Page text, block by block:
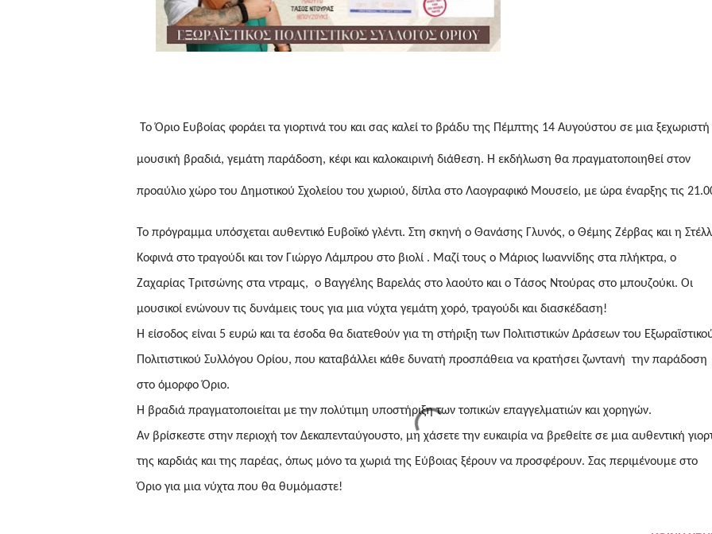
Το Όριο Ευβοίας φοράει τα γιορτινά του και σας καλεί το βράδυ της Πέμπτης 14 Αυγούστου σε μια ξεχωριστή
μουσική βραδιά, γεμάτη παράδοση, κέφι και καλοκαιρινή διάθεση. Η εκδήλωση θα πραγματοποιηθεί στον
προαύλιο χώρο του Δημοτικού Σχολείου του χωριού, δίπλα στο Λαογραφικό Μουσείο, με ώρα έναρξης τις
Το πρόγραμμα υπόσχεται αυθεντικό Ευβοϊκό γλέντι. Στη σκηνή ο Θανάσης Γλυνός, ο Θέμης Ζέρβας και η
Κοφινά στο τραγούδι και τον Γιώργο Λάμπρου στο βιολί . Μαζί τους ο Μάριος Ιωαννίδης στα πλήκτρα, ο
Ζαχαρίας Τριτσώνης στα ντραμς, ο Βαγγέλης Βαρελάς στο λαούτο και ο Τάσος Ντούρας στο μπουζούκι. Οι
μουσικοί ενώνουν τις δυνάμεις τους για μια νύχτα γεμάτη χορό, τραγούδι και διασκέδαση!
Η είσοδος είναι 5 ευρώ και τα έσοδα θα διατεθούν για τη στήριξη των Πολιτιστικών Δράσεων του
Πολιτιστικού Συλλόγου Ορίου, που καταβάλλει κάθε δυνατή προσπάθεια να κρατήσει ζωντανή την παράδοση
στο όμορφο Όριο.
Η βραδιά πραγματοποιείται με την πολύτιμη υποστήριξη των τοπικών επαγγελματιών και χορηγών.
Αν βρίσκεστε στην περιοχή τον Δεκαπενταύγουστο, μη χάσετε την ευκαιρία να βρεθείτε σε μια αυθεντική
της καρδιάς και της παρέας, όπως μόνο τα χωριά της Εύβοιας ξέρουν να προσφέρουν. Σας περιμένουμε στο
Όριο για μια νύχτα που θα θυμόμαστε!